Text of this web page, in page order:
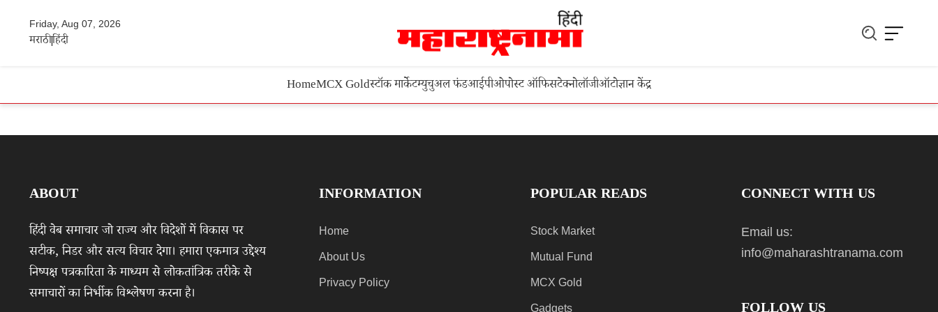
Friday, Aug 07, 2026
मराठीहिंदी
HomeMCX Goldस्टॉक मार्केटम्युचुअल फंडआईपीओपोस्ट ऑफिसटेक्नोलॉजीऑटोज्ञान केंद्र
ABOUT
हिंदी वेब समाचार जो राज्य और विदेशों में विकास पर
सटीक, निडर और सत्य विचार देगा। हमारा एकमात्र उद्देश्य
निष्पक्ष पत्रकारिता के माध्यम से लोकतांत्रिक तरीके से
समाचारों का निर्भीक विश्लेषण करना है।
INFORMATION
Home
About Us
Privacy Policy
POPULAR READS
Stock Market
Mutual Fund
MCX Gold
Gadgets
CONNECT WITH US
Email us:
info@maharashtranama.com